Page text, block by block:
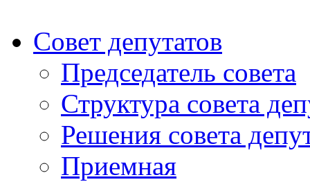
Совет депутатов
Председатель совета
Структура совета
Решения совета
Приемная